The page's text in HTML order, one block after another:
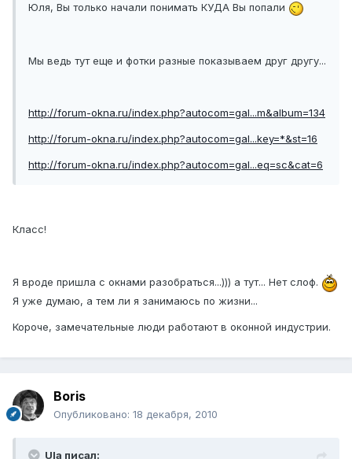
Юля, Вы только начали понимать КУДА Вы попали
Мы ведь тут еще и фотки разные показываем друг другу...
http://forum-okna.ru/index.php?autocom=gal...m&album=134
http://forum-okna.ru/index.php?autocom=gal...key=*&st=16
http://forum-okna.ru/index.php?autocom=gal...eq=sc&cat=6
Класс!
Я вроде пришла с окнами разобраться...))) а тут... Нет слоф.
Я уже думаю, а тем ли я занимаюсь по жизни...
Короче, замечательные люди работают в оконной индустрии.
Boris
Опубликовано: 18 декабря, 2010
Ula писал: